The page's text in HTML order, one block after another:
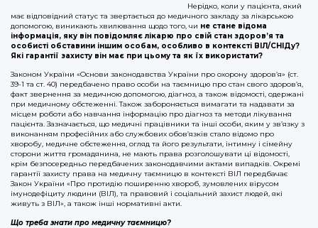
Нерідко, коли у пацієнта, який
має відповідний статус та звертається до медичного закладу за лікарською
допомогою, виникають хвилювання щодо того, чи не стане відома
інформація, яку він повідомляє лікарю про свій стан здоров’я та
особисті обставини іншим особам, особливо в контексті ВІЛ/СНІДу?
Які гарантії захисту він має при цьому та як їх використати?
Законом України «Основи законодавства України про охорону здоров’я» (ст.
39-1 та ст. 40) передбачено право особи на таємницю про стан свого здоров’я,
факт звернення за медичною допомогою, діагноз, а також відомості, одержані
при медичному обстеженні. Також забороняється вимагати та надавати за
місцем роботи або навчання інформацію про діагноз та методи лікування
пацієнта. Зазначається, що медичні працівники та інші особи, яким у зв’язку з
виконанням професійних або службових обов’язків стало відомо про
хворобу, медичне обстеження, огляд та його результати, інтимну і сімейну
сторони життя громадянина, не мають права розголошувати ці відомості,
крім безпосередньо передбачених законодавчими актами випадків. Окремі
гарантії захисту права на медичну таємницю в контексті ВІЛ передбачає
Закон України «Про протидію поширенню хвороб, зумовлених вірусом
імунодефіциту людини (ВІЛ), та правовий і соціальний захист людей, які
живуть з ВІЛ», а також інші нормативні акти.
Що треба знати про медичну таємницю?